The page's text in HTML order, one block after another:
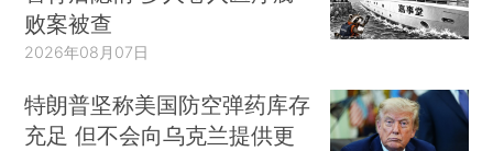
败案被查
2026年08月07日
特朗普坚称美国防空弹药库存
充足 但不会向乌克兰提供更